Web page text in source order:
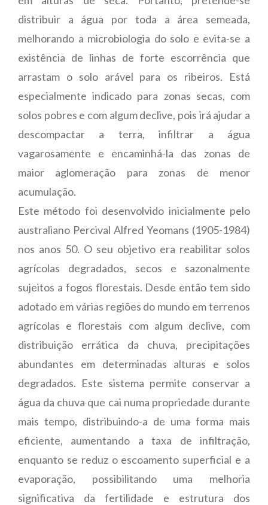
distribuir a água por toda a área semeada,
melhorando a microbiologia do solo e evita-se a
existência de linhas de forte escorrência que
arrastam o solo arável para os ribeiros. Está
especialmente indicado para zonas secas, com
solos pobres e com algum declive, pois irá ajudar a
descompactar a terra, infiltrar a água
vagarosamente e encaminhá-la das zonas de
maior aglomeração para zonas de menor
acumulação.
Este método foi desenvolvido inicialmente pelo
australiano Percival Alfred Yeomans (1905-1984)
nos anos 50. O seu objetivo era reabilitar solos
agrícolas degradados, secos e sazonalmente
sujeitos a fogos florestais. Desde então tem sido
adotado em várias regiões do mundo em terrenos
agrícolas e florestais com algum declive, com
distribuição errática da chuva, precipitações
abundantes em determinadas alturas e solos
degradados. Este sistema permite conservar a
água da chuva que cai numa propriedade durante
mais tempo, distribuindo-a de uma forma mais
eficiente, aumentando a taxa de infiltração,
enquanto se reduz o escoamento superficial e a
evaporação, possibilitando uma melhoria
significativa da fertilidade e estrutura dos